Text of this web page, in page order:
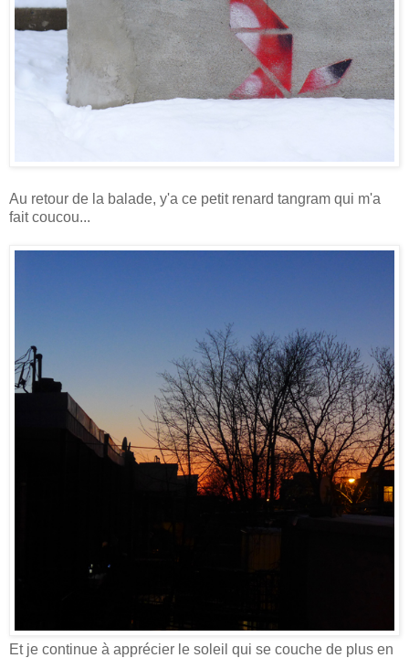
Au retour de la balade, y'a ce petit renard tangram qui m'a
fait coucou...
Et je continue à apprécier le soleil qui se couche de plus en